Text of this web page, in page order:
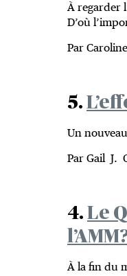
À regarder
D’où
Par
5.
Un
Par Gail J.
4. Le
À la fin du